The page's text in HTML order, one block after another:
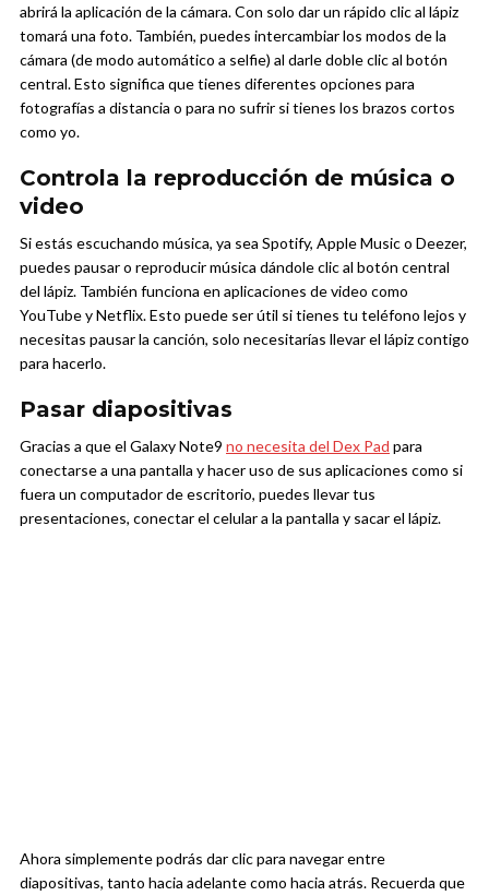
abrirá la aplicación de la cámara. Con solo dar un rápido clic al lápiz
tomará una foto. También, puedes intercambiar los modos de la
cámara (de modo automático a selfie) al darle doble clic al botón
central. Esto significa que tienes diferentes opciones para
fotografías a distancia o para no sufrir si tienes los brazos cortos
como yo.
Controla la reproducción de música o
video
Si estás escuchando música, ya sea Spotify, Apple Music o Deezer,
puedes pausar o reproducir música dándole clic al botón central
del lápiz. También funciona en aplicaciones de video como
YouTube y Netflix. Esto puede ser útil si tienes tu teléfono lejos y
necesitas pausar la canción, solo necesitarías llevar el lápiz contigo
para hacerlo.
Pasar diapositivas
Gracias a que el Galaxy Note9 no necesita del Dex Pad para
conectarse a una pantalla y hacer uso de sus aplicaciones como si
fuera un computador de escritorio, puedes llevar tus
presentaciones, conectar el celular a la pantalla y sacar el lápiz.
Ahora simplemente podrás dar clic para navegar entre
diapositivas, tanto hacia adelante como hacia atrás. Recuerda que